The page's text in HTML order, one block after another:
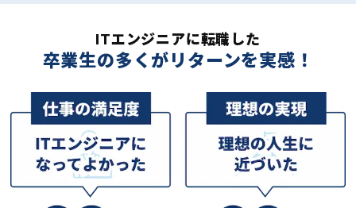
ITエンジニアに転職した
卒業生の多くがリターンを実感！